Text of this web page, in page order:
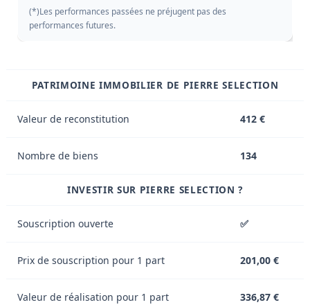
(*)Les performances passées ne préjugent pas des
performances futures.
PATRIMOINE IMMOBILIER DE PIERRE SELECTION
Valeur de reconstitution 412 €
Nombre de biens 134
INVESTIR SUR PIERRE SELECTION ?
Souscription ouverte ✅
Prix de souscription pour 1 part 201,00 €
Valeur de réalisation pour 1 part 336,87 €